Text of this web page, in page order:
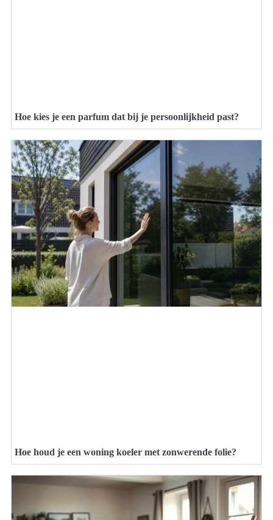
Hoe kies je een parfum dat bij je persoonlijkheid past?
Hoe houd je een woning koeler met zonwerende folie?